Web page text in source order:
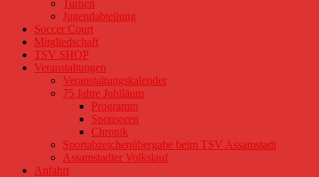
Turnen
Jugendabteilung
Soccer Court
Mitgliedschaft
TSV SHOP
Veranstaltungen
Veranstaltungskalender
75 Jahre Jubiläum
Programm
Sponsoren
Chronik
Sportabzeichenübergabe beim TSV Assamstadt
Assamstadter Volkslauf
Anfahrt